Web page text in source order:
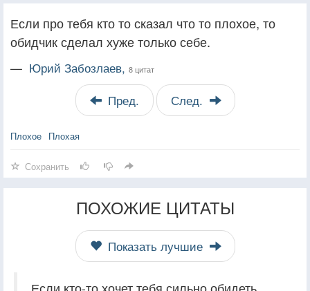
Если про тебя кто то сказал что то плохое, то
обидчик сделал хуже только себе.
— Юрий Забозлаев, 8 цитат
Пред. След.
Плохое Плохая
Сохранить
ПОХОЖИЕ ЦИТАТЫ
Показать лучшие